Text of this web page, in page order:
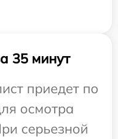
35 минут
приедет по
осмотра
серьезной